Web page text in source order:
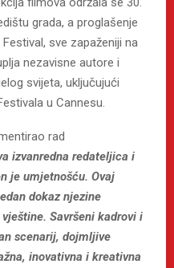
grada, a proglašenje
sve zapaženiji na
nezavisne autore i
svijeta, uključujući
u Cannesu.
rad
izvanredna redateljica i
je umjetnošću. Ovaj
dokaz njezine
Savršeni kadrovi i
scenarij, dojmljive
inovativna i kreativna